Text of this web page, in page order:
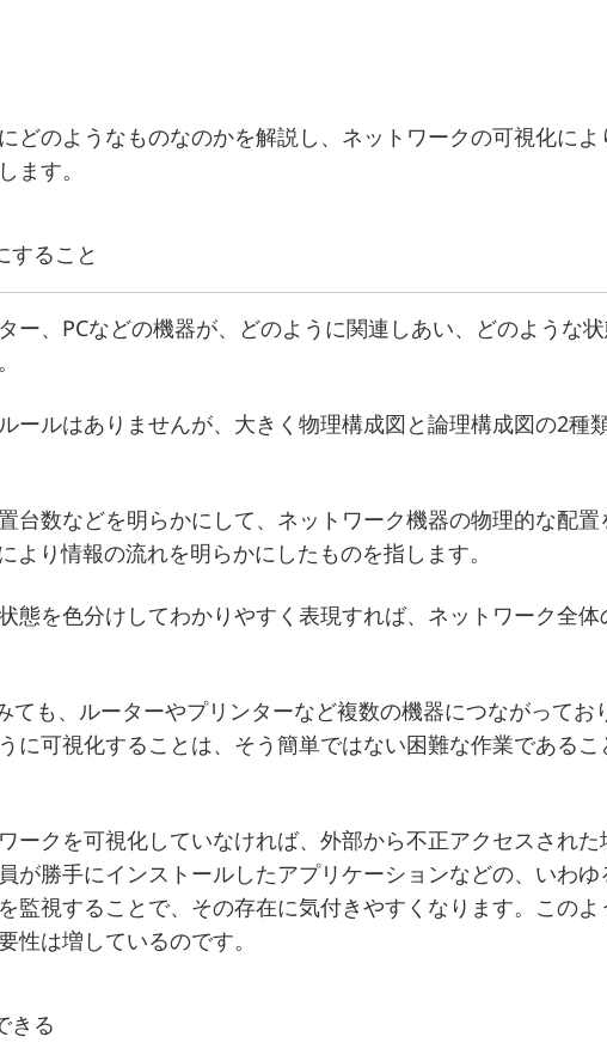
どのようなものなのかを解説し、ネットワークの可視化によ
ます。
すること
ー、PCなどの機器が、どのように関連しあい、どのような
ールはありませんが、大きく物理構成図と論理構成図の2種
台数などを明らかにして、ネットワーク機器の物理的な配置
り情報の流れを明らかにしたものを指します。
態を色分けしてわかりやすく表現すれば、ネットワーク全体
ても、ルーターやプリンターなど複数の機器につながってお
に可視化することは、そう簡単ではない困難な作業である
ークを可視化していなければ、外部から不正アクセスされ
が勝手にインストールしたアプリケーションなどの、いわ
監視することで、その存在に気付きやすくなります。このよ
は増しているのです。
きる